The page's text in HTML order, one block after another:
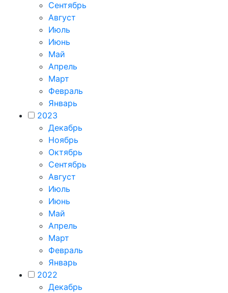
Сентябрь
Август
Июль
Июнь
Май
Апрель
Март
Февраль
Январь
2023
Декабрь
Ноябрь
Октябрь
Сентябрь
Август
Июль
Июнь
Май
Апрель
Март
Февраль
Январь
2022
Декабрь